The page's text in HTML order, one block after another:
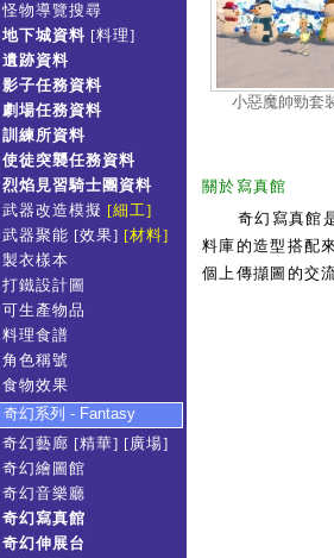
怪物導覽搜尋
地下城資料 [料理]
遺跡資料
影子任務資料
劇場任務資料
訓練所資料
使徒突襲任務資料
烈焰見習騎士團資料
武器改造模擬 [細工]
武器聚能 [效果] [材料]
製衣樣本
打鐵設計圖
可生產物品
料理食譜
角色稱號
食物效果
奇幻系列 - Fantasy
奇幻藝廊 [精華] [廣場]
奇幻繪圖館
奇幻音樂廳
奇幻寫真館
奇幻伸展台
小惡魔帥勁套
關於寫真館
奇幻寫真館
料庫的造型搭配
個上傳擷圖的交